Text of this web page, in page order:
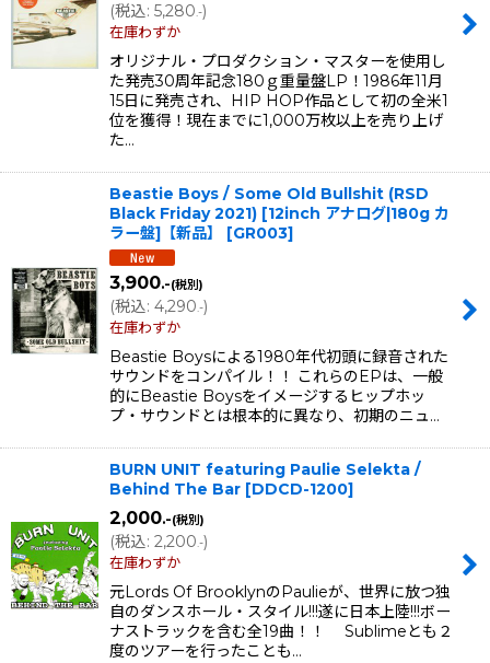
(税込: 5,280.-)
在庫わずか
オリジナル・プロダクション・マスターを使用し
た発売30周年記念180ｇ重量盤LP！1986年11月
15日に発売され、HIP HOP作品として初の全米1
位を獲得！現在までに1,000万枚以上を売り上げ
た…
Beastie Boys / Some Old Bullshit (RSD
Black Friday 2021) [12inch アナログ|180g カ
ラー盤]【新品】
[GR003]
3,900.-(税別)
(税込: 4,290.-)
在庫わずか
Beastie Boysによる1980年代初頭に録音された
サウンドをコンパイル！！ これらのEPは、一般
的にBeastie Boysをイメージするヒップホッ
プ・サウンドとは根本的に異なり、初期のニュ…
BURN UNIT featuring Paulie Selekta /
Behind The Bar [DDCD-1200]
2,000.-(税別)
(税込: 2,200.-)
在庫わずか
元Lords Of BrooklynのPaulieが、世界に放つ独
自のダンスホール・スタイル!!!遂に日本上陸!!!ボー
ナストラックを含む全19曲！！ Sublimeとも２
度のツアーを行ったことも…